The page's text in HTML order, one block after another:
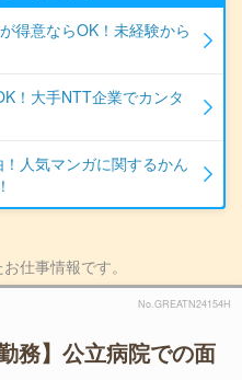
得意ならOK！未経験から
！大手NTT企業でカンタ
人気マンガに関するかん
仕事情報です。
No.GREATN24154H
務】公立病院での面